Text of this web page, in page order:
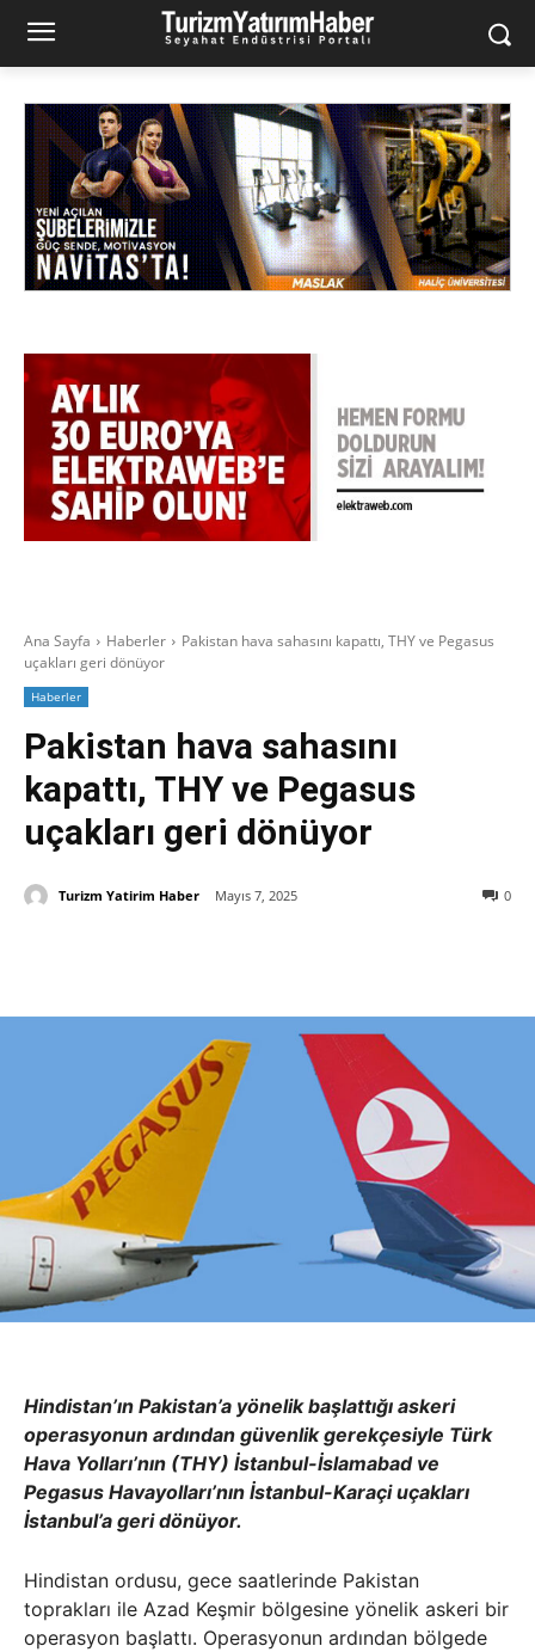
Ana Sayfa Haberler
Pakistan hava sahasını kapattı, THY ve Pegasus
uçakları geri dönüyor
Haberler
Pakistan hava sahasını
kapattı, THY ve Pegasus
uçakları geri dönüyor
0
Turizm Yatirim Haber Mayıs 7, 2025
Hindistan’ın Pakistan’a yönelik başlattığı askeri
operasyonun ardından güvenlik gerekçesiyle Türk
Hava Yolları’nın (THY) İstanbul-İslamabad ve
Pegasus Havayolları’nın İstanbul-Karaçi uçakları
İstanbul’a geri dönüyor.
Hindistan ordusu, gece saatlerinde Pakistan
toprakları ile Azad Keşmir bölgesine yönelik askeri bir
operasyon başlattı. Operasyonun ardından bölgede